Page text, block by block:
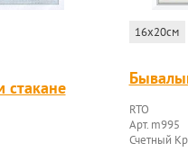
стакане
16x20см
RTO
Арт. m995
Счетный